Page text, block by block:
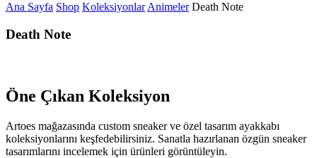
Ana Sayfa Shop Koleksiyonlar Animeler Death Note
Death Note
Öne Çıkan Koleksiyon
Artoes mağazasında custom sneaker ve özel tasarım ayakkabı
koleksiyonlarını keşfedebilirsiniz. Sanatla hazırlanan özgün sneaker
tasarımlarını incelemek için ürünleri görüntüleyin.